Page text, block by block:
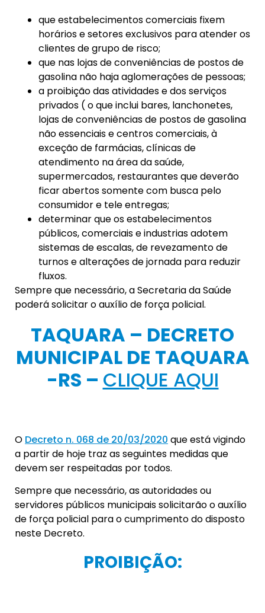
que estabelecimentos comerciais fixem
horários e setores exclusivos para atender os
clientes de grupo de risco;
que nas lojas de conveniências de postos de
gasolina não haja aglomerações de pessoas;
a proibição das atividades e dos serviços
privados ( o que inclui bares, lanchonetes,
lojas de conveniências de postos de gasolina
não essenciais e centros comerciais, à
exceção de farmácias, clínicas de
atendimento na área da saúde,
supermercados, restaurantes que deverão
ficar abertos somente com busca pelo
consumidor e tele entregas;
determinar que os estabelecimentos
públicos, comerciais e industrias adotem
sistemas de escalas, de revezamento de
turnos e alterações de jornada para reduzir
fluxos.
Sempre que necessário, a Secretaria da Saúde
poderá solicitar o auxílio de força policial.
TAQUARA – DECRETO
MUNICIPAL DE TAQUARA
-RS – CLIQUE AQUI
O Decreto n. 068 de 20/03/2020 que está vigindo
a partir de hoje traz as seguintes medidas que
devem ser respeitadas por todos.
Sempre que necessário, as autoridades ou
servidores públicos municipais solicitarão o auxílio
de força policial para o cumprimento do disposto
neste Decreto.
PROIBIÇÃO: